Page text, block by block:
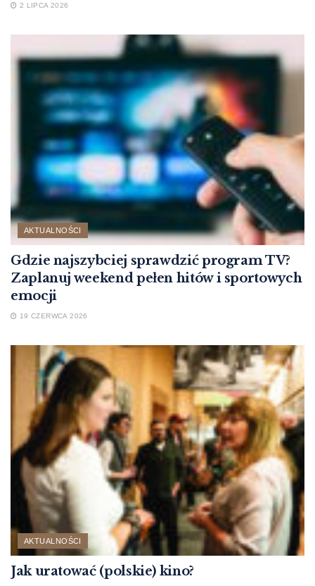
2 LIPCA 2026
AKTUALNOŚCI
Gdzie najszybciej sprawdzić program TV?
Zaplanuj weekend pełen hitów i sportowych
emocji
19 CZERWCA 2026
AKTUALNOŚCI
Jak uratować (polskie) kino?